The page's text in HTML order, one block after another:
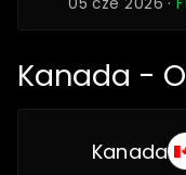
Kanada -
Kanada